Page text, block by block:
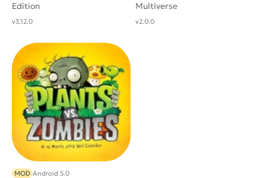
Edition
v3.12.0
Multiverse
v2.0.0
MOD Android 5.0